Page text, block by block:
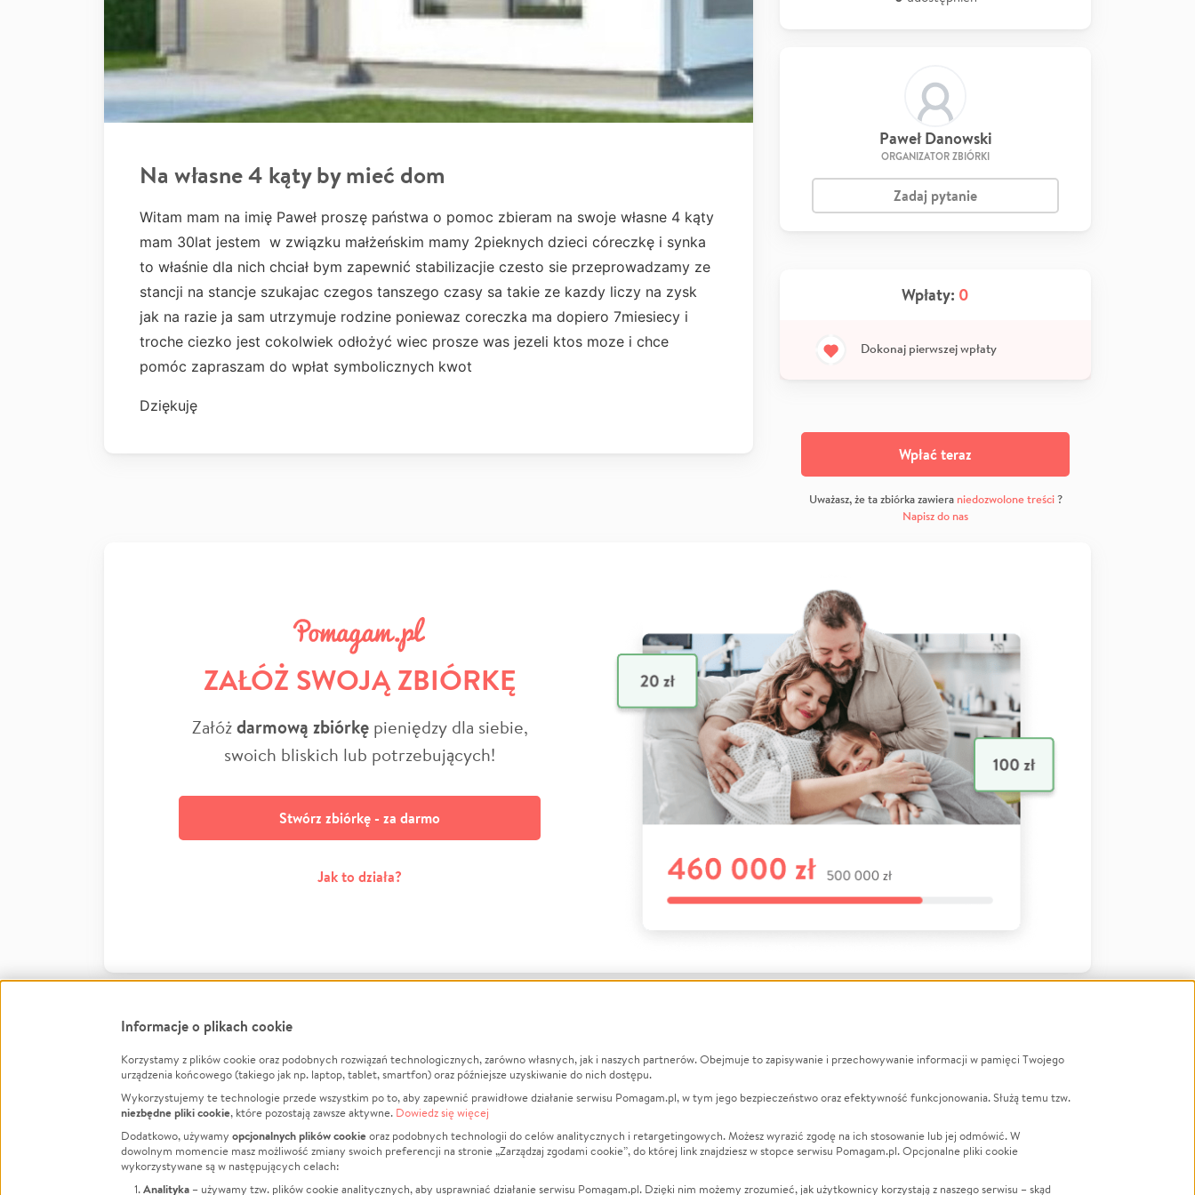
Na własne 4 kąty by mieć dom
Witam mam na imię Paweł proszę państwa o pomoc zbieram na swoje własne 4 kąty
mam 30lat jestem w związku małżeńskim mamy 2pieknych dzieci córeczkę i synka
to właśnie dla nich chciał bym zapewnić stabilizacjie czesto sie przeprowadzamy ze
stancji na stancje szukajac czegos tanszego czasy sa takie ze kazdy liczy na zysk
jak na razie ja sam utrzymuje rodzine poniewaz coreczka ma dopiero 7miesiecy i
troche ciezko jest cokolwiek odłożyć wiec prosze was jezeli ktos moze i chce
pomóc zapraszam do wpłat symbolicznych kwot
Dziękuję
Paweł Danowski
ORGANIZATOR ZBIÓRKI
Zadaj pytanie
Wpłaty: 0
Dokonaj pierwszej wpłaty
Wpłać teraz
Uważasz, że ta zbiórka zawiera niedozwolone treści?
Napisz do nas
ZAŁÓŻ SWOJĄ ZBIÓRKĘ
Załóżdarmową zbiórkępieniędzy dla siebie,
swoich bliskich lub potrzebujących!
Stwórz zbiórkę - za darmo
Jak to działa?
FacebookTwitter Instagram
LinkedInTikTok Youtube
Informacje
Jak to działa?
Regulamin
Polityka Prywatności
O nas
Opinie
Raporty
Za darmo
Zbieraj na
Leczenie
Zwierzęta
Pożar
LGBTQ+
Powódź
Wichura
Informacje o plikach cookie
Korzystamy z plików cookie oraz podobnych rozwiązań technologicznych, zarówno własnych, jak i naszych partnerów. Obejmuje to zapisywanie i przechowywanie informacji w pamięci Twojego
urządzenia końcowego (takiego jak np. laptop, tablet, smartfon) oraz późniejsze uzyskiwanie do nich dostępu.
Wykorzystujemy te technologie przede wszystkim po to, aby zapewnić prawidłowe działanie serwisu Pomagam.pl, w tym jego bezpieczeństwo oraz efektywność funkcjonowania. Służą temu tzw.
niezbędne pliki cookie, które pozostają zawsze aktywne. Dowiedz się więcej
Dodatkowo, używamy opcjonalnych plików cookieoraz podobnych technologii do celów analitycznych i retargetingowych. Możesz wyrazić zgodę na ich stosowanie lub jej odmówić. W
dowolnym momencie masz możliwość zmiany swoich preferencji na stronie „Zarządzaj zgodami cookie”, do której link znajdziesz w stopce serwisu Pomagam.pl. Opcjonalne pliki cookie
wykorzystywane są w następujących celach:
Analityka – używamy tzw. plików cookie analitycznych, aby usprawniać działanie serwisu Pomagam.pl. Dzięki nim możemy zrozumieć, jak użytkownicy korzystają z naszego serwisu – skąd